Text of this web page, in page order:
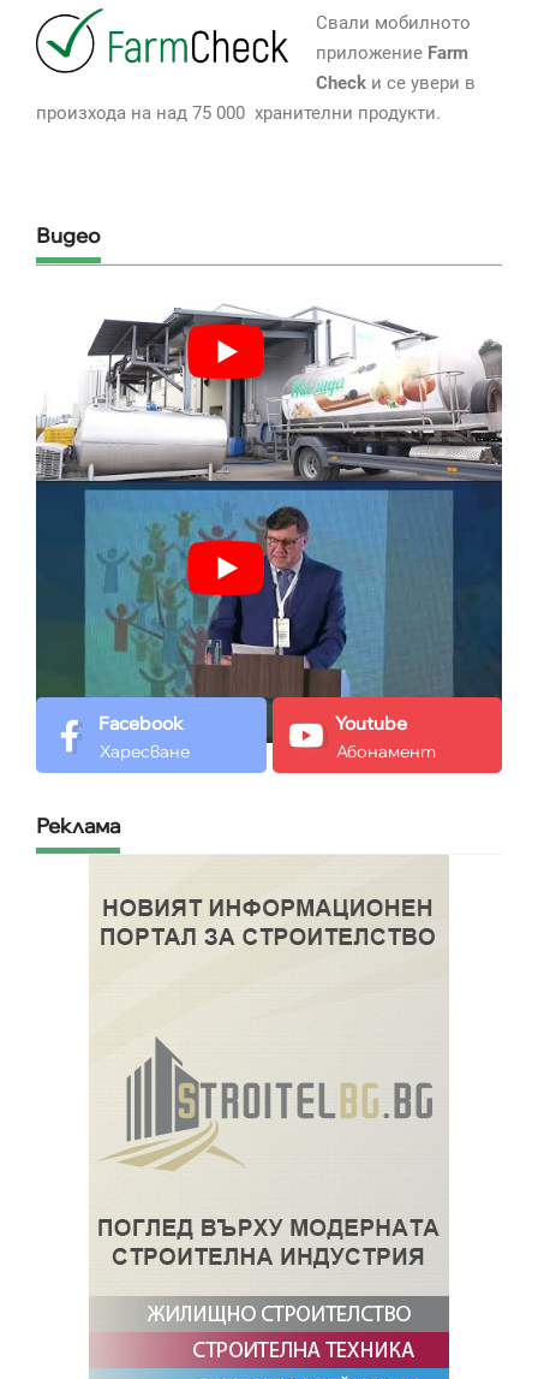
Свали мобилното
приложение Farm
Checkи се увери в
произхода на над 75 000 хранителни продукти.
Видео
Facebook
Харесване
Youtube
Абонамент
Реклама